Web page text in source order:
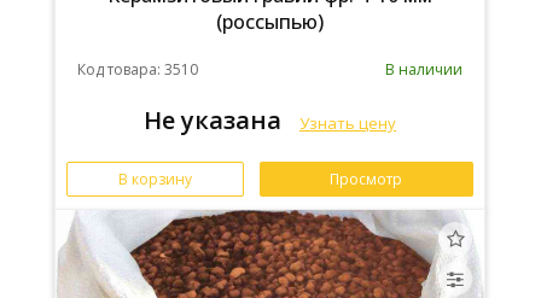
(россыпью)
Код товара: 3510 В наличии
Не указана Узнать цену
В корзину Просмотр